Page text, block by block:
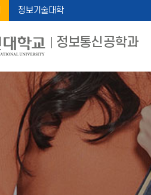
정보기술대학
정보통신공학과